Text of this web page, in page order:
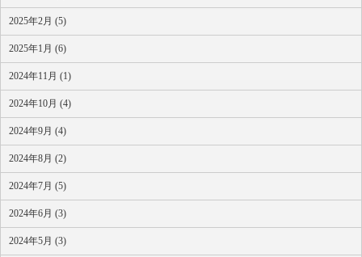
2025年2月 (5)
2025年1月 (6)
2024年11月 (1)
2024年10月 (4)
2024年9月 (4)
2024年8月 (2)
2024年7月 (5)
2024年6月 (3)
2024年5月 (3)